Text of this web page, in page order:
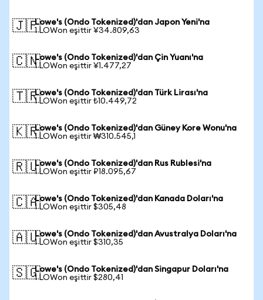
🇯🇵Lowe's (Ondo Tokenized)'dan Japon Yeni'na
1 LOWon eşittir ¥34.809,63
🇨🇳Lowe's (Ondo Tokenized)'dan Çin Yuanı'na
1 LOWon eşittir ¥1.477,27
🇹🇷Lowe's (Ondo Tokenized)'dan Türk Lirası'na
1 LOWon eşittir ₺10.449,72
🇰🇷Lowe's (Ondo Tokenized)'dan Güney Kore Wonu'na
1 LOWon eşittir ₩310.545,1
🇷🇺Lowe's (Ondo Tokenized)'dan Rus Rublesi'na
1 LOWon eşittir ₽18.095,67
🇨🇦Lowe's (Ondo Tokenized)'dan Kanada Doları'na
1 LOWon eşittir $305,48
🇦🇺Lowe's (Ondo Tokenized)'dan Avustralya Doları'na
1 LOWon eşittir $310,35
🇸🇬Lowe's (Ondo Tokenized)'dan Singapur Doları'na
1 LOWon eşittir $280,41